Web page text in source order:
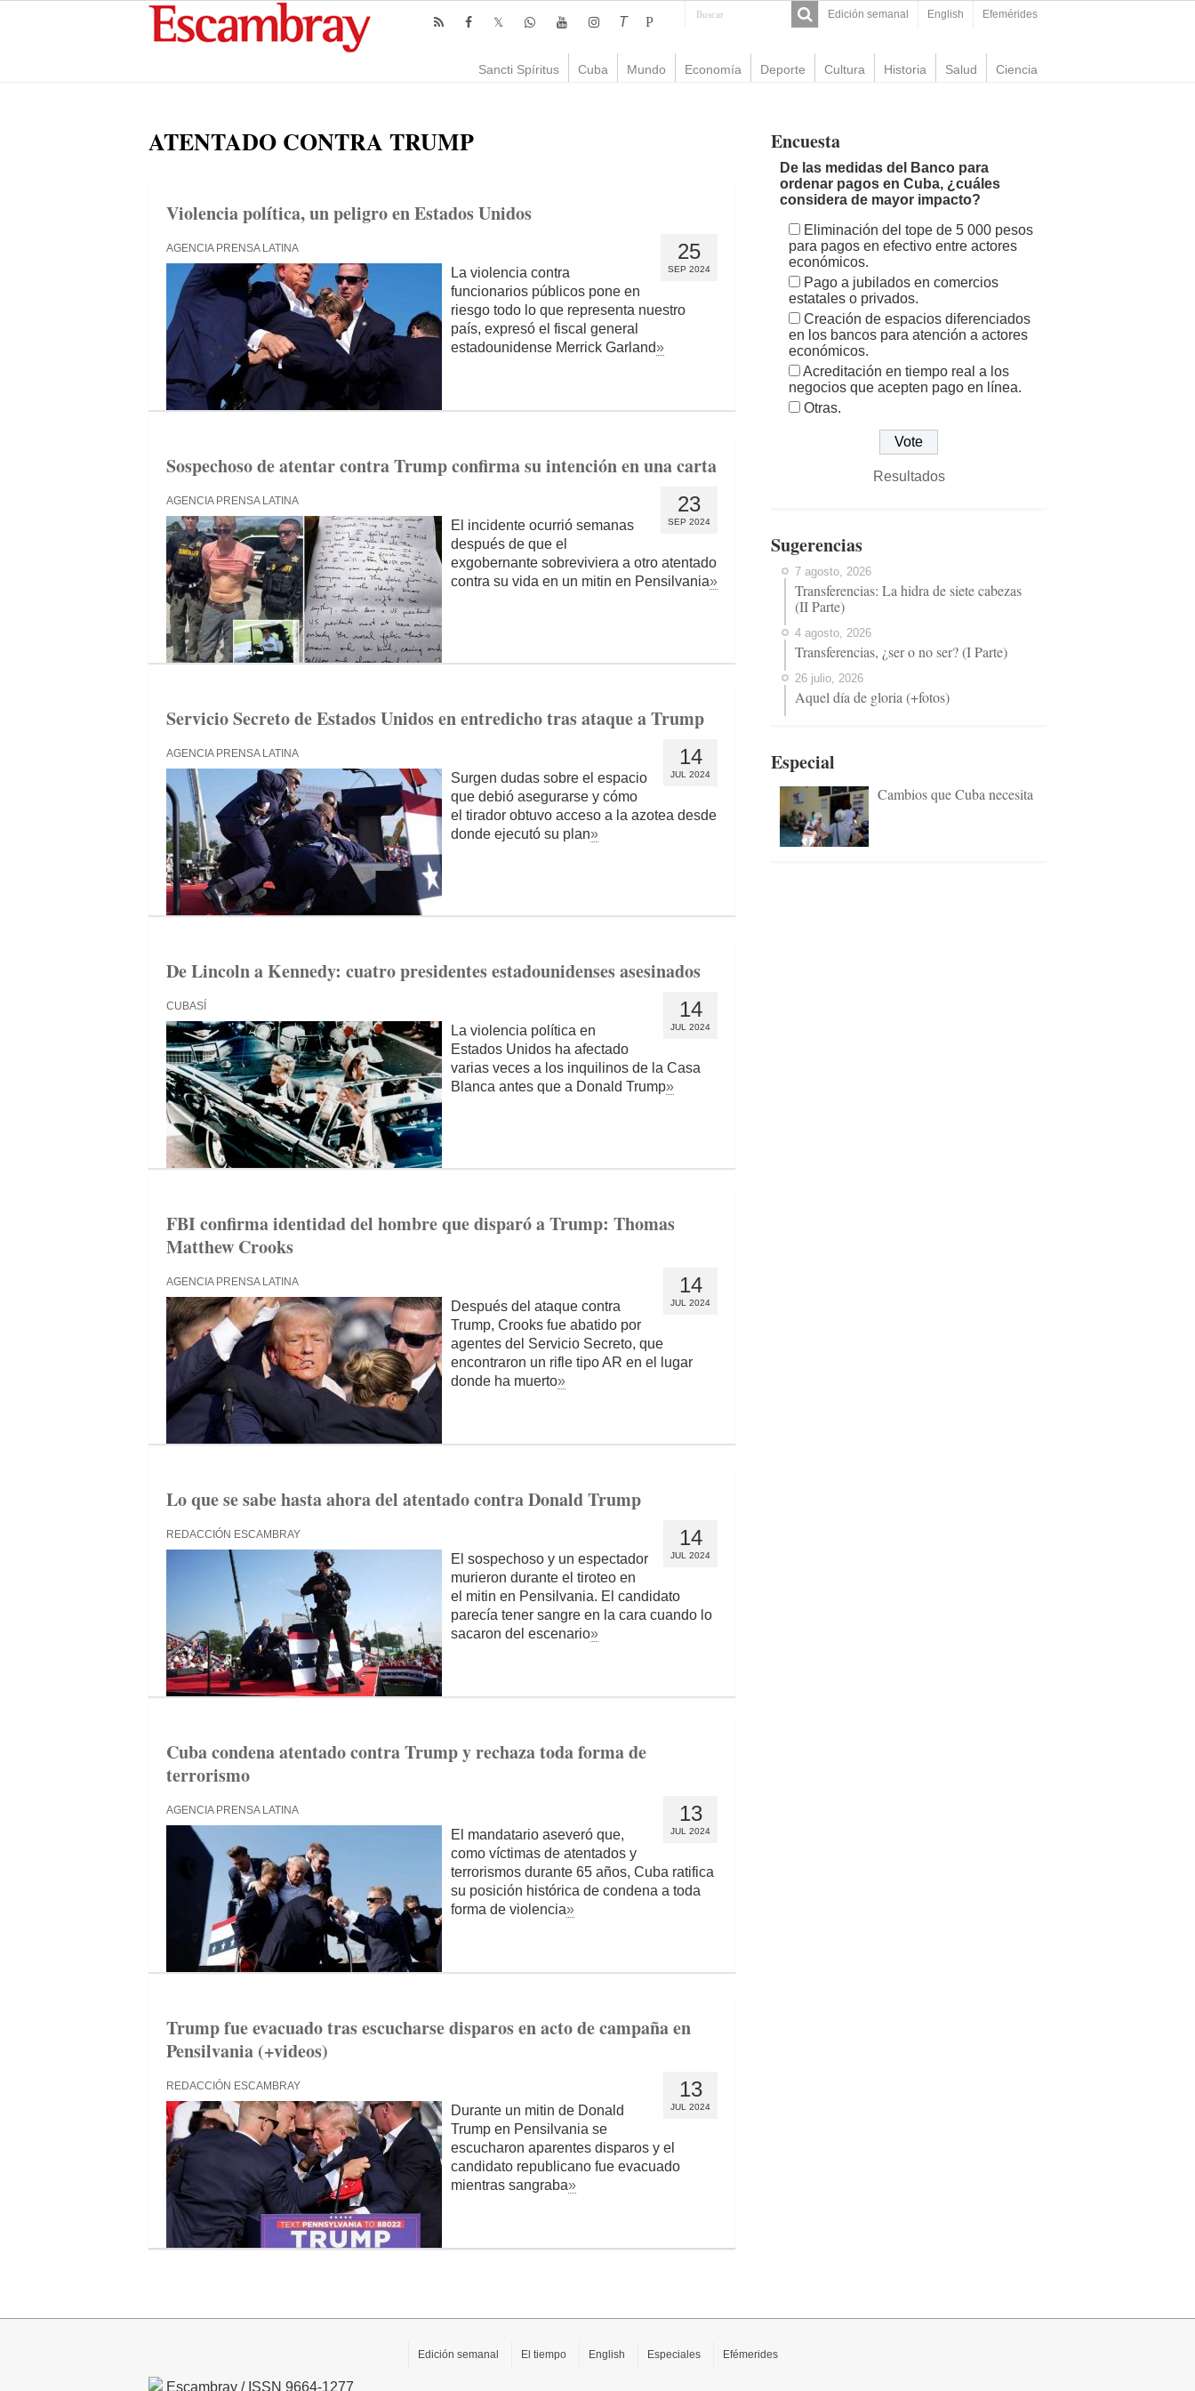
Edición semanal English Efemérides
T P
Sancti Spíritus Cuba Mundo Economía Deporte Cultura Historia Salud Ciencia
ATENTADO CONTRA TRUMP
Violencia política, un peligro en Estados Unidos
25
SEP 2024
AGENCIA PRENSA LATINA
La violencia contra
funcionarios públicos pone en
riesgo todo lo que representa nuestro
país, expresó el fiscal general
estadounidense Merrick Garland»
Sospechoso de atentar contra Trump confirma su intención en una carta
23
SEP 2024
AGENCIA PRENSA LATINA
El incidente ocurrió semanas
después de que el
exgobernante sobreviviera a otro atentado
contra su vida en un mitin en Pensilvania»
Servicio Secreto de Estados Unidos en entredicho tras ataque a Trump
14
JUL 2024
AGENCIA PRENSA LATINA
Surgen dudas sobre el espacio
que debió asegurarse y cómo
el tirador obtuvo acceso a la azotea desde
donde ejecutó su plan»
De Lincoln a Kennedy: cuatro presidentes estadounidenses asesinados
14
JUL 2024
CUBASÍ
La violencia política en
Estados Unidos ha afectado
varias veces a los inquilinos de la Casa
Blanca antes que a Donald Trump»
FBI confirma identidad del hombre que disparó a Trump: Thomas
Matthew Crooks
14
JUL 2024
AGENCIA PRENSA LATINA
Después del ataque contra
Trump, Crooks fue abatido por
agentes del Servicio Secreto, que
encontraron un rifle tipo AR en el lugar
donde ha muerto»
Lo que se sabe hasta ahora del atentado contra Donald Trump
14
JUL 2024
REDACCIÓN ESCAMBRAY
El sospechoso y un espectador
murieron durante el tiroteo en
el mitin en Pensilvania. El candidato
parecía tener sangre en la cara cuando lo
sacaron del escenario»
Cuba condena atentado contra Trump y rechaza toda forma de
terrorismo
13
JUL 2024
AGENCIA PRENSA LATINA
El mandatario aseveró que,
como víctimas de atentados y
terrorismos durante 65 años, Cuba ratifica
su posición histórica de condena a toda
forma de violencia»
Trump fue evacuado tras escucharse disparos en acto de campaña en
Pensilvania (+videos)
13
JUL 2024
REDACCIÓN ESCAMBRAY
Durante un mitin de Donald
Trump en Pensilvania se
escucharon aparentes disparos y el
candidato republicano fue evacuado
mientras sangraba»
Encuesta
De las medidas del Banco para
ordenar pagos en Cuba, ¿cuáles
considera de mayor impacto?
Eliminación del tope de 5 000 pesos
para pagos en efectivo entre actores
económicos.
Pago a jubilados en comercios
estatales o privados.
Creación de espacios diferenciados
en los bancos para atención a actores
económicos.
Acreditación en tiempo real a los
negocios que acepten pago en línea.
Otras.
Resultados
Sugerencias
7 agosto, 2026
Transferencias: La hidra de siete cabezas
(II Parte)
4 agosto, 2026
Transferencias, ¿ser o no ser? (I Parte)
26 julio, 2026
Aquel día de gloria (+fotos)
Especial
Cambios que Cuba necesita
Edición semanal El tiempo English Especiales Efémerides
Escambray / ISSN 9664-1277